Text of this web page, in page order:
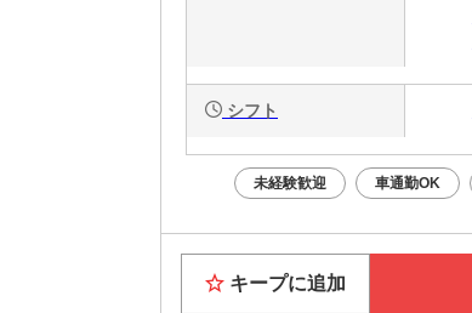
シフト
未経験歓迎 車通勤OK
キープに追加